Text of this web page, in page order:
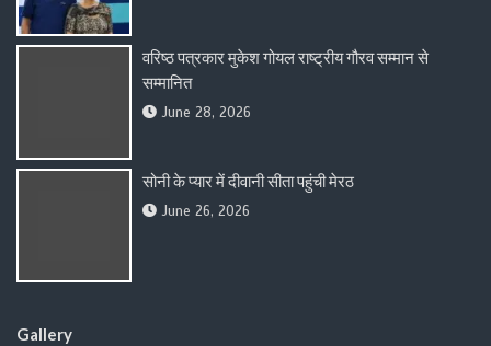
वरिष्ठ पत्रकार मुकेश गोयल राष्ट्रीय गौरव सम्मान से
सम्मानित
June 28, 2026
सोनी के प्यार में दीवानी सीता पहुंची मेरठ
June 26, 2026
Gallery